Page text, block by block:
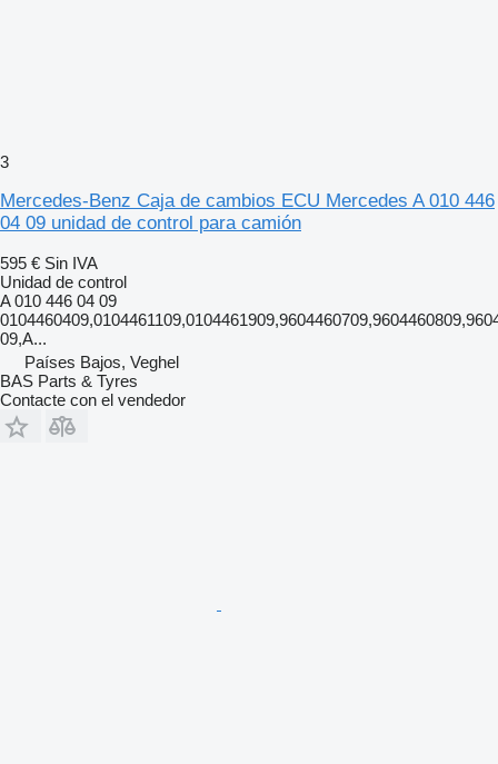
3
Mercedes-Benz Caja de cambios ECU Mercedes A 010 446
04 09 unidad de control para camión
595 € Sin IVA
Unidad de control
A 010 446 04 09
09,A...
Países Bajos, Veghel
BAS Parts & Tyres
Contacte con el vendedor